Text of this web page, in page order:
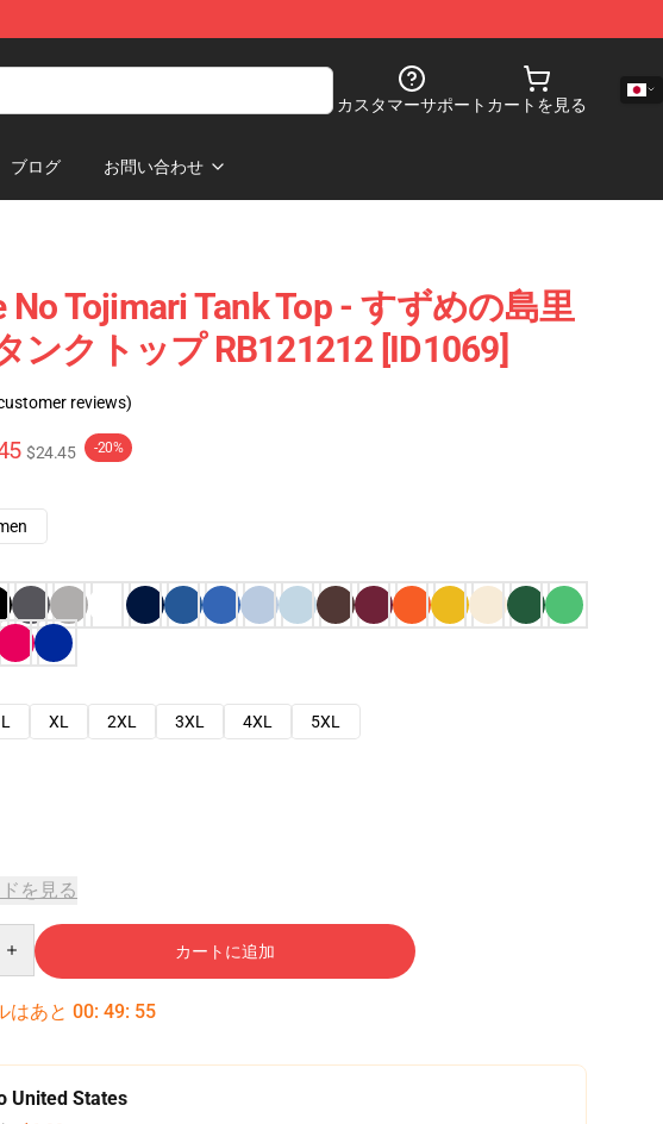
カスタマーサポート カートを見る
ブログ お問い合わせ
No Tojimari Tank Top - すずめの島里
ンクトップ RB121212 [ID1069]
reviews)
$24.45 -20%
L XL 2XL 3XL 4XL
5XL
を見る
カートに追加
はあと 00: 49: 54
United States